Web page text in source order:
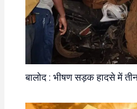
बालोद : भीषण सड़क हादसे में